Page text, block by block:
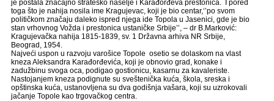
je postala značajno strateško naselje i Karađorđeva prestonica. I pored
toga što je nahija nosila ime Kragujevac, koji je bio centar,‘’po svom
političkom značaju daleko ispred njega ide Topola u Jasenici, gde je bio
stan vrhovnog Vožda i prestonica ustaničke Srbije’’, – dr B.Marković:
Kragujevačka nahija 1815-1839, sv. 1 Državna arhiva NR Srbije,
Beograd, 1954.
Najveći uspon u razvoju varošice Topole osetio se dolaskom na vlast
kneza Aleksandra Karađorđevića, koji je obnovio grad, konake i
zadužbinu svoga oca, podigao gostionicu, kasarnu za kavaleriste.
Nastojanjem kneza podignute su sveštenička kuća, škola, sreska i
opštinska kuća, ustanovljena su dva godišnja vašara, koji su uzrokovali
jačanje Topole kao trgovačkog centra.